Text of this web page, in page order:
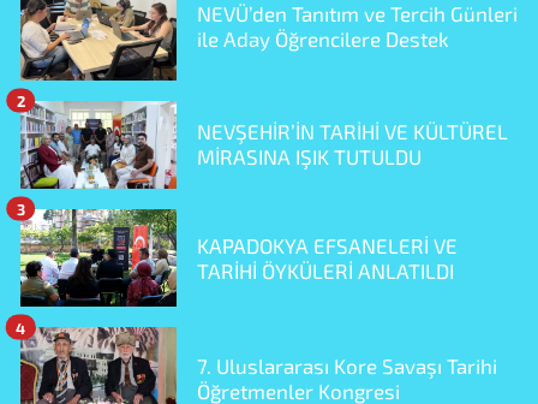
NEVÜ’den Tanıtım ve Tercih Günleri
ile Aday Öğrencilere Destek
NEVŞEHİR’İN TARİHİ VE KÜLTÜREL
MİRASINA IŞIK TUTULDU
2
KAPADOKYA EFSANELERİ VE
TARİHİ ÖYKÜLERİ ANLATILDI
3
7. Uluslararası Kore Savaşı Tarihi
Öğretmenler Kongresi
4